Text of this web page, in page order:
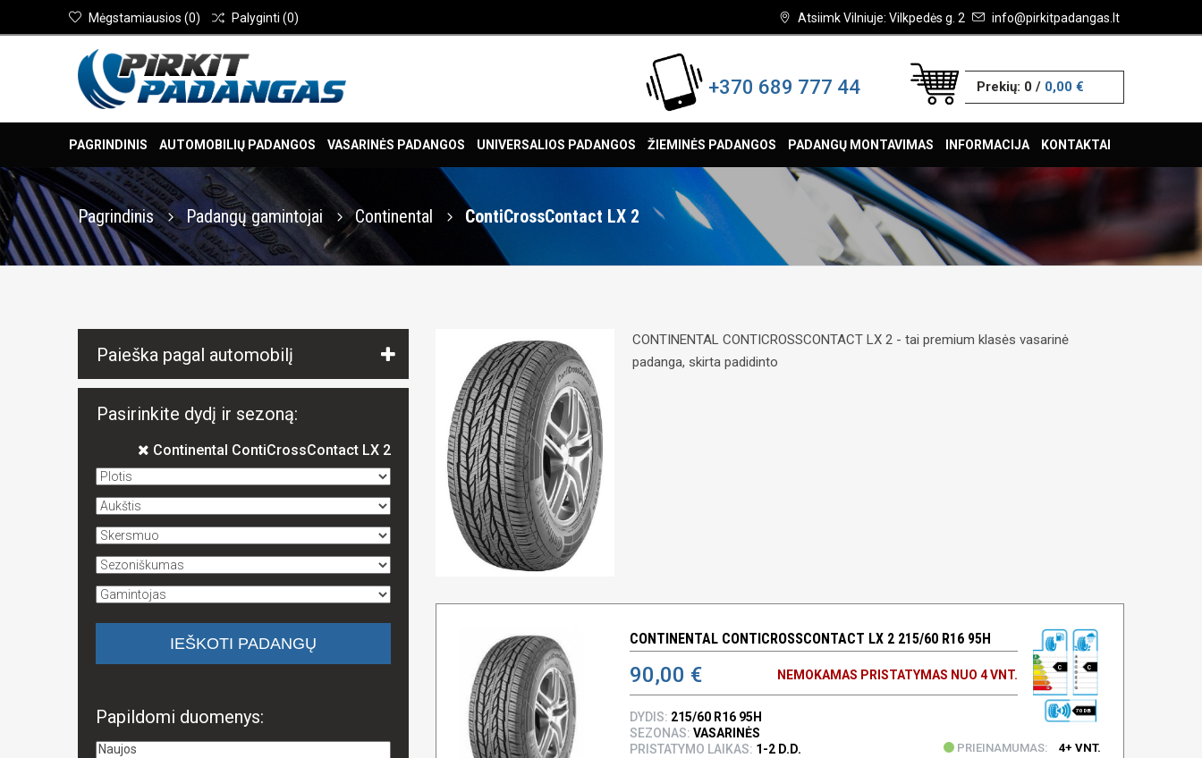
Atsiimk Vilniuje: Vilkpedės g. 2 info@pirkitpadangas.lt
Mėgstamiausios (0) Palyginti (0)
+370 689 777 44 Prekių: 0/ 0,00 €
PAGRINDINIS AUTOMOBILIŲ PADANGOS VASARINĖS PADANGOS UNIVERSALIOS PADANGOS ŽIEMINĖS PADANGOS PADANGŲ MONTAVIMAS INFORMACIJA KONTAKTAI
Pagrindinis Padangų gamintojai Continental ContiCrossContact LX 2
Paieška pagal automobilį
Pasirinkite dydį ir sezoną:
Continental ContiCrossContact LX 2
Papildomi duomenys:
CONTINENTAL CONTICROSSCONTACT LX 2 - tai premium klasės vasarinė
padanga, skirta padidinto
CONTINENTAL CONTICROSSCONTACT LX 2 215/60 R16 95H
90,00 € NEMOKAMAS PRISTATYMAS NUO 4 VNT.
C C
70 DB
DYDIS: 215/60 R16 95H
SEZONAS: VASARINĖS
PRISTATYMO LAIKAS: 1-2 D.D. PRIEINAMUMAS: 4+ VNT.